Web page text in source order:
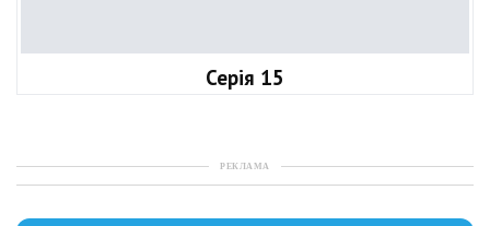
Серія 15
РЕКЛАМА